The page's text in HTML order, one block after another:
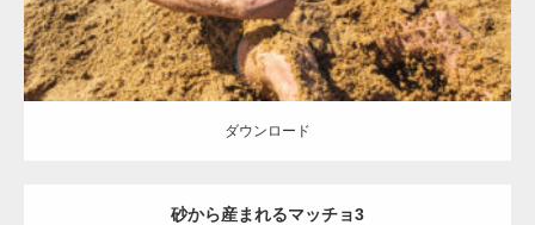
ダウンロード
砂から産まれるマッチョ3